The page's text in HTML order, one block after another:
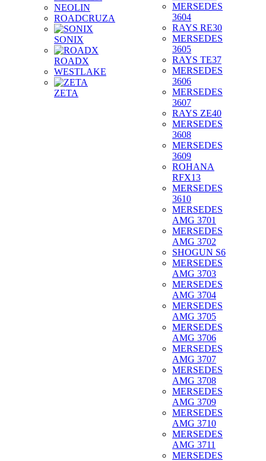
NEOLIN
ROADCRUZA
SONIX
ROADX
WESTLAKE
ZETA
MERSEDES
3604
RAYS RE30
MERSEDES
3605
RAYS TE37
MERSEDES
3606
MERSEDES
3607
RAYS ZE40
MERSEDES
3608
MERSEDES
3609
ROHANA
RFX13
MERSEDES
3610
MERSEDES
AMG 3701
MERSEDES
AMG 3702
SHOGUN S6
MERSEDES
AMG 3703
MERSEDES
AMG 3704
MERSEDES
AMG 3705
MERSEDES
AMG 3706
MERSEDES
AMG 3707
MERSEDES
AMG 3708
MERSEDES
AMG 3709
MERSEDES
AMG 3710
MERSEDES
AMG 3711
MERSEDES